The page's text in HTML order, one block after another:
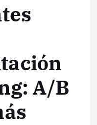
A/B